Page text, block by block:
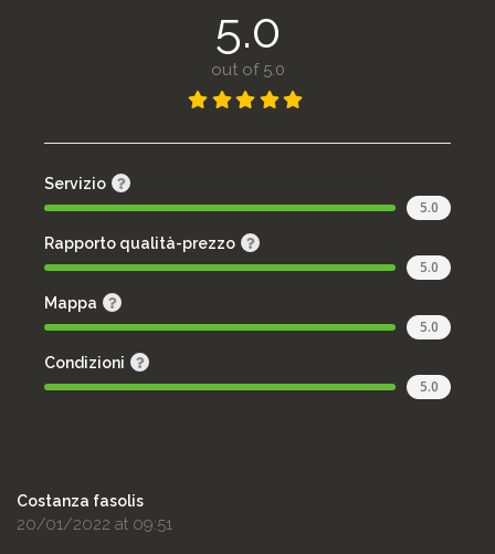
5.0
out of 5.0
Servizio
5.0
Rapporto qualità-prezzo
5.0
Mappa
5.0
Condizioni
5.0
Costanza fasolis
20/01/2022 at 09:51